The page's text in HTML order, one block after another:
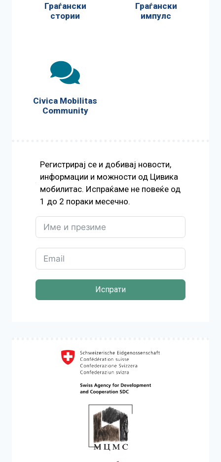
Граѓански
стории
Граѓански
импулс
Civica Mobilitas
Community
Регистрирај се и добивај новости,
информации и можности од Цивика
мобилитас. Испраќаме не повеќе од
1 до 2 пораки месечно.
Испрати